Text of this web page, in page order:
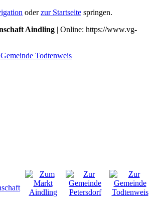
oderzur Startseite springen.
Aindling | Online: https://www.vg-